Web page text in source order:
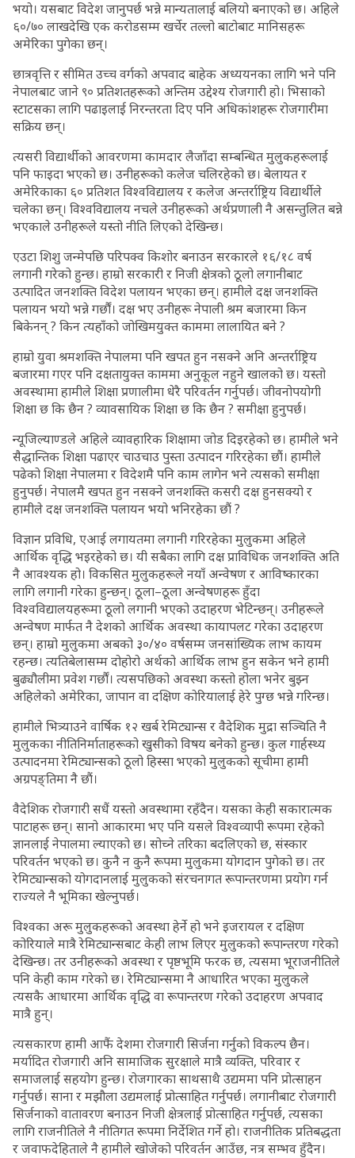
भयो। यसबाट विदेश जानुपर्छ भन्ने मान्यतालाई बलियो बनाएको छ। अहिले
६०/७० लाखदेखि एक करोडसम्म खर्चेर तल्लो बाटोबाट मानिसहरू
अमेरिका पुगेका छन्।
छात्रवृत्ति र सीमित उच्च वर्गको अपवाद बाहेक अध्ययनका लागि भने पनि
नेपालबाट जाने ९० प्रतिशतहरूको अन्तिम उद्देश्य रोजगारी हो। भिसाको
स्टाटसका लागि पढाइलाई निरन्तरता दिए पनि अधिकांशहरू रोजगारीमा
सक्रिय छन्।
त्यसरी विद्यार्थीको आवरणमा कामदार लैजाँदा सम्बन्धित मुलुकहरूलाई
पनि फाइदा भएको छ। उनीहरूको कलेज चलिरहेको छ। बेलायत र
अमेरिकाका ६० प्रतिशत विश्वविद्यालय र कलेज अन्तर्राष्ट्रिय विद्यार्थीले
चलेका छन्। विश्वविद्यालय नचले उनीहरूको अर्थप्रणाली नै असन्तुलित बन्ने
भएकाले उनीहरूले यस्तो नीति लिएको देखिन्छ।
एउटा शिशु जन्मेपछि परिपक्व किशोर बनाउन सरकारले १६/१८ वर्ष
लगानी गरेको हुन्छ। हाम्रो सरकारी र निजी क्षेत्रको ठूलो लगानीबाट
उत्पादित जनशक्ति विदेश पलायन भएका छन्। हामीले दक्ष जनशक्ति
पलायन भयो भन्ने गर्छौं। दक्ष भए उनीहरू नेपाली श्रम बजारमा किन
बिकेनन् ? किन त्यहाँको जोखिमयुक्त काममा लालायित बने ?
हाम्रो युवा श्रमशक्ति नेपालमा पनि खपत हुन नसक्ने अनि अन्तर्राष्ट्रिय
बजारमा गएर पनि दक्षतायुक्त काममा अनुकूल नहुने खालको छ। यस्तो
अवस्थामा हामीले शिक्षा प्रणालीमा धेरै परिवर्तन गर्नुपर्छ। जीवनोपयोगी
शिक्षा छ कि छैन ? व्यावसायिक शिक्षा छ कि छैन ? समीक्षा हुनुपर्छ।
न्यूजिल्याण्डले अहिले व्यावहारिक शिक्षामा जोड दिइरहेको छ। हामीले भने
सैद्धान्तिक शिक्षा पढाएर चाउचाउ पुस्ता उत्पादन गरिरहेका छौं। हामीले
पढेको शिक्षा नेपालमा र विदेशमै पनि काम लागेन भने त्यसको समीक्षा
हुनुपर्छ। नेपालमै खपत हुन नसक्ने जनशक्ति कसरी दक्ष हुनसक्यो र
हामीले दक्ष जनशक्ति पलायन भयो भनिरहेका छौं ?
विज्ञान प्रविधि, एआई लगायतमा लगानी गरिरहेका मुलुकमा अहिले
आर्थिक वृद्धि भइरहेको छ। यी सबैका लागि दक्ष प्राविधिक जनशक्ति अति
नै आवश्यक हो। विकसित मुलुकहरूले नयाँ अन्वेषण र आविष्कारका
लागि लगानी गरेका हुन्छन्। ठूला–ठूला अन्वेषणहरू हुँदा
विश्वविद्यालयहरूमा ठूलो लगानी भएको उदाहरण भेटिन्छन्। उनीहरूले
अन्वेषण मार्फत नै देशको आर्थिक अवस्था कायापलट गरेका उदाहरण
छन्। हाम्रो मुलुकमा अबको ३०/४० वर्षसम्म जनसांख्यिक लाभ कायम
रहन्छ। त्यतिबेलासम्म दोहोरो अर्थको आर्थिक लाभ हुन सकेन भने हामी
बुढ्यौलीमा प्रवेश गर्छौं। त्यसपछिको अवस्था कस्तो होला भनेर बुझ्न
अहिलेको अमेरिका, जापान वा दक्षिण कोरियालाई हेरे पुग्छ भन्ने गरिन्छ।
हामीले भित्र्याउने वार्षिक १२ खर्ब रेमिट्यान्स र वैदेशिक मुद्रा सञ्चिति नै
मुलुकका नीतिनिर्माताहरूको खुसीको विषय बनेको हुन्छ। कुल गार्हस्थ्य
उत्पादनमा रेमिट्यान्सको ठूलो हिस्सा भएको मुलुकको सूचीमा हामी
अग्रपङ्तिमा नै छौं।
वैदेशिक रोजगारी सधैं यस्तो अवस्थामा रहँदैन। यसका केही सकारात्मक
पाटाहरू छन्। सानो आकारमा भए पनि यसले विश्वव्यापी रूपमा रहेको
ज्ञानलाई नेपालमा ल्याएको छ। सोच्ने तरिका बदलिएको छ, संस्कार
परिवर्तन भएको छ। कुनै न कुनै रूपमा मुलुकमा योगदान पुगेको छ। तर
रेमिट्यान्सको योगदानलाई मुलुकको संरचनागत रूपान्तरणमा प्रयोग गर्न
राज्यले नै भूमिका खेल्नुपर्छ।
विश्वका अरू मुलुकहरूको अवस्था हेर्ने हो भने इजरायल र दक्षिण
कोरियाले मात्रै रेमिट्यान्सबाट केही लाभ लिएर मुलुकको रूपान्तरण गरेको
देखिन्छ। तर उनीहरूको अवस्था र पृष्ठभूमि फरक छ, त्यसमा भूराजनीतिले
पनि केही काम गरेको छ। रेमिट्यान्समा नै आधारित भएका मुलुकले
त्यसकै आधारमा आर्थिक वृद्धि वा रूपान्तरण गरेको उदाहरण अपवाद
मात्रै हुन्।
त्यसकारण हामी आफैं देशमा रोजगारी सिर्जना गर्नुको विकल्प छैन।
मर्यादित रोजगारी अनि सामाजिक सुरक्षाले मात्रै व्यक्ति, परिवार र
समाजलाई सहयोग हुन्छ। रोजगारका साथसाथै उद्यममा पनि प्रोत्साहन
गर्नुपर्छ। साना र मझौला उद्यमलाई प्रोत्साहित गर्नुपर्छ। लगानीबाट रोजगारी
सिर्जनाको वातावरण बनाउन निजी क्षेत्रलाई प्रोत्साहित गर्नुपर्छ, त्यसका
लागि राजनीतिले नै नीतिगत रूपमा निर्देशित गर्ने हो। राजनीतिक प्रतिबद्धता
र जवाफदेहिताले नै हामीले खोजेको परिवर्तन आउँछ, नत्र सम्भव हुँदैन।